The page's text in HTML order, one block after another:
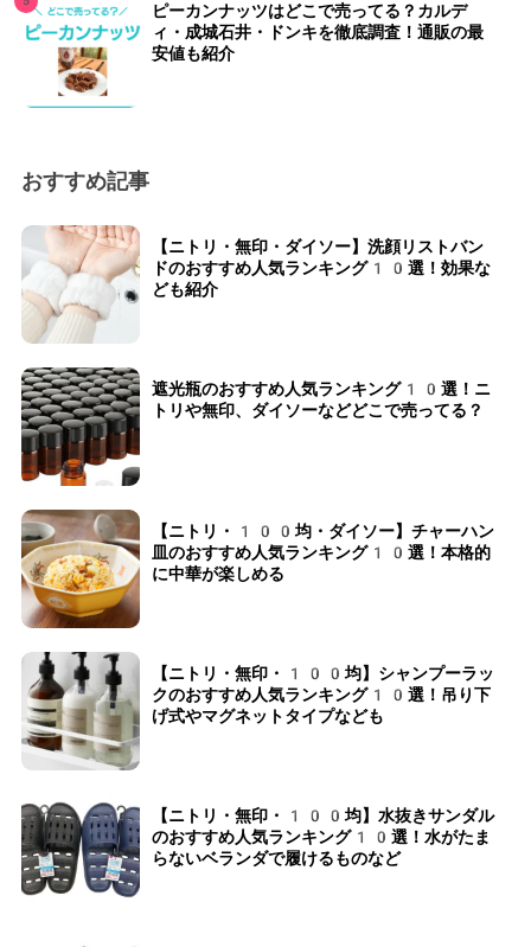
ピーカンナッツはどこで売ってる？カルデ
ィ・成城石井・ドンキを徹底調査！通販の最
安値も紹介
おすすめ記事
【ニトリ・無印・ダイソー】洗顔リストバン
ドのおすすめ人気ランキング10選！効果な
ども紹介
遮光瓶のおすすめ人気ランキング10選！ニ
トリや無印、ダイソーなどどこで売ってる？
【ニトリ・100均・ダイソー】チャーハン
皿のおすすめ人気ランキング10選！本格的
に中華が楽しめる
【ニトリ・無印・100均】シャンプーラッ
クのおすすめ人気ランキング10選！吊り下
げ式やマグネットタイプなども
【ニトリ・無印・100均】水抜きサンダル
のおすすめ人気ランキング10選！水がたま
らないベランダで履けるものなど